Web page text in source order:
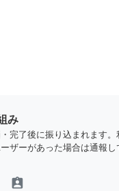
み
完了後に振り込まれます
ザーがあった場合は通報し
assignment_ind